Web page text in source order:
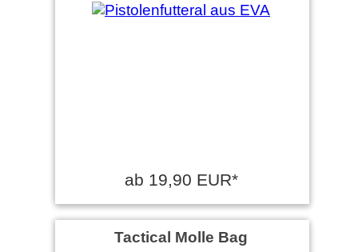
ab 19,90 EUR*
Tactical Molle Bag